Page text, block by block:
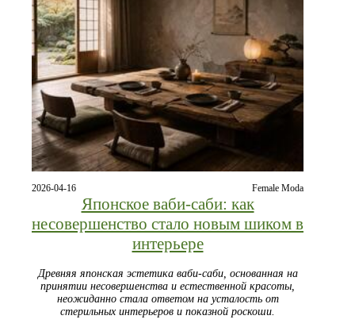
2026-04-16 Female Moda
Японское ваби-саби: как
несовершенство стало новым шиком в
интерьере
Древняя японская эстетика ваби-саби, основанная на
принятии несовершенства и естественной красоты,
неожиданно стала ответом на усталость от
стерильных интерьеров и показной роскоши.